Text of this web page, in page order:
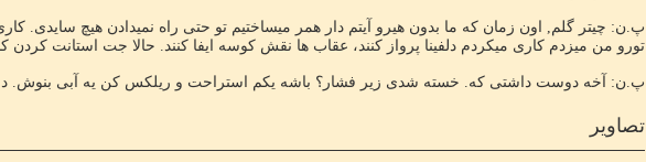
تورو من میزدم کاری میکردم دلفینا پرواز کنند، عقاب ها نقش کوسه ایفا کنند. حالا جت استانت کردن
پ.ن: آخه دوست داشتی که. خسته شدی زیر فشار؟ باشه یکم استراحت و ریلکس کن یه آبی بنوش.
تصاویر